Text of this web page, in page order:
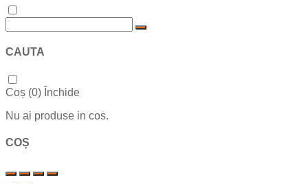
CAUTA
Coș (0) Închide
Nu ai produse in cos.
COȘ